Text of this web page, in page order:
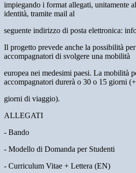
impiegando i format allegati, unitamente
identità, tramite mail al
seguente indirizzo di posta elettronica:
Il progetto prevede anche la possibilità
accompagnatori di svolgere una mobilità
europea nei medesimi paesi. La mobilità
accompagnatori durerà o 30 o 15 giorni
giorni di viaggio).
ALLEGATI
- Bando
- Modello di Domanda per Studenti
- Curriculum Vitae + Lettera (EN)